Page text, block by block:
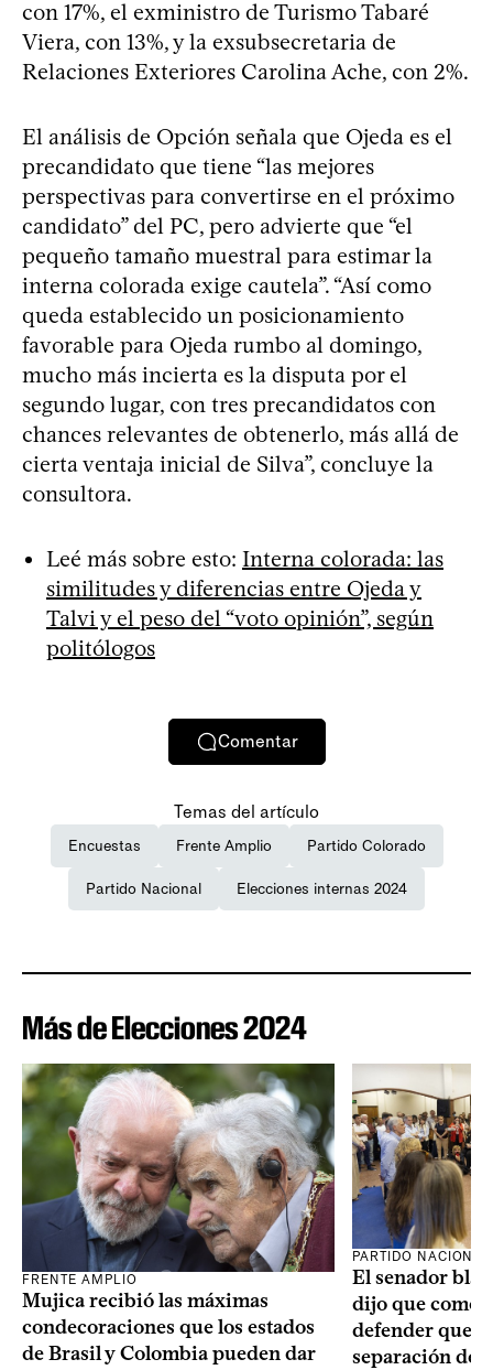
con 17%, el exministro de Turismo Tabaré
Viera, con 13%, y la exsubsecretaria de
Relaciones Exteriores Carolina Ache, con 2%.
El análisis de Opción señala que Ojeda es el
precandidato que tiene “las mejores
perspectivas para convertirse en el próximo
candidato” del PC, pero advierte que “el
pequeño tamaño muestral para estimar la
interna colorada exige cautela”. “Así como
queda establecido un posicionamiento
favorable para Ojeda rumbo al domingo,
mucho más incierta es la disputa por el
segundo lugar, con tres precandidatos con
chances relevantes de obtenerlo, más allá de
cierta ventaja inicial de Silva”, concluye la
consultora.
Leé más sobre esto: Interna colorada: las
similitudes y diferencias entre Ojeda y
Talvi y el peso del “voto opinión”, según
politólogos
Comentar
Temas del artículo
Encuestas Frente Amplio Partido Colorado
Partido Nacional Elecciones internas 2024
Más de Elecciones 2024
FRENTE AMPLIO
Mujica recibió las máximas
condecoraciones que los estados
de Brasil y Colombia pueden dar
PARTIDO NACIONAL
El senador
dijo que como
defender que
separación de